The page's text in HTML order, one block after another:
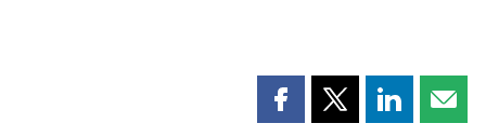
PartagerPartagerPartager